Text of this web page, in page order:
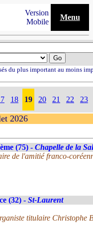
Version
Mobile
Menu
du plus important au moins
18 19 20 21 22 23
2026
(75) - Chapelle de la
de l'amitié franco-
(32) - St-Laurent
titulaire Christophe